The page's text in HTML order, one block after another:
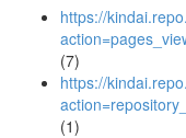
https://
(7)
https://
(1)